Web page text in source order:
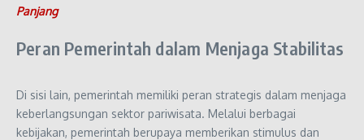
Panjang
Peran Pemerintah dalam Menjaga Stabilitas
Di sisi lain, pemerintah memiliki peran strategis dalam menjaga
keberlangsungan sektor pariwisata. Melalui berbagai
kebijakan, pemerintah berupaya memberikan stimulus dan